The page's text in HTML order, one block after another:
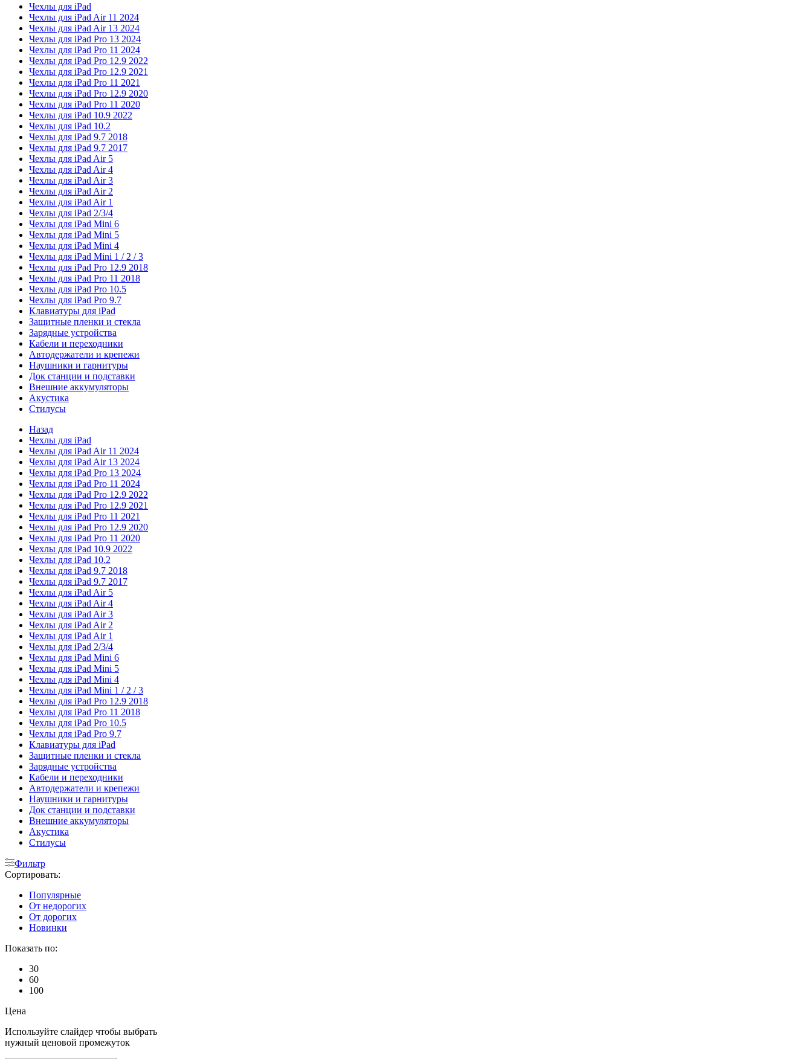
Чехлы для iPad
Чехлы для iPad Air 11 2024
Чехлы для iPad Air 13 2024
Чехлы для iPad Pro 13 2024
Чехлы для iPad Pro 11 2024
Чехлы для iPad Pro 12.9 2022
Чехлы для iPad Pro 12.9 2021
Чехлы для iPad Pro 11 2021
Чехлы для iPad Pro 12.9 2020
Чехлы для iPad Pro 11 2020
Чехлы для iPad 10.9 2022
Чехлы для iPad 10.2
Чехлы для iPad 9.7 2018
Чехлы для iPad 9.7 2017
Чехлы для iPad Air 5
Чехлы для iPad Air 4
Чехлы для iPad Air 3
Чехлы для iPad Air 2
Чехлы для iPad Air 1
Чехлы для iPad 2/3/4
Чехлы для iPad Mini 6
Чехлы для iPad Mini 5
Чехлы для iPad Mini 4
Чехлы для iPad Mini 1 / 2 / 3
Чехлы для iPad Pro 12.9 2018
Чехлы для iPad Pro 11 2018
Чехлы для iPad Pro 10.5
Чехлы для iPad Pro 9.7
Клавиатуры для iPad
Защитные пленки и стекла
Зарядные устройства
Кабели и переходники
Автодержатели и крепежи
Наушники и гарнитуры
Док станции и подставки
Внешние аккумуляторы
Акустика
Стилусы
Назад
Чехлы для iPad
Чехлы для iPad Air 11 2024
Чехлы для iPad Air 13 2024
Чехлы для iPad Pro 13 2024
Чехлы для iPad Pro 11 2024
Чехлы для iPad Pro 12.9 2022
Чехлы для iPad Pro 12.9 2021
Чехлы для iPad Pro 11 2021
Чехлы для iPad Pro 12.9 2020
Чехлы для iPad Pro 11 2020
Чехлы для iPad 10.9 2022
Чехлы для iPad 10.2
Чехлы для iPad 9.7 2018
Чехлы для iPad 9.7 2017
Чехлы для iPad Air 5
Чехлы для iPad Air 4
Чехлы для iPad Air 3
Чехлы для iPad Air 2
Чехлы для iPad Air 1
Чехлы для iPad 2/3/4
Чехлы для iPad Mini 6
Чехлы для iPad Mini 5
Чехлы для iPad Mini 4
Чехлы для iPad Mini 1 / 2 / 3
Чехлы для iPad Pro 12.9 2018
Чехлы для iPad Pro 11 2018
Чехлы для iPad Pro 10.5
Чехлы для iPad Pro 9.7
Клавиатуры для iPad
Защитные пленки и стекла
Зарядные устройства
Кабели и переходники
Автодержатели и крепежи
Наушники и гарнитуры
Док станции и подставки
Внешние аккумуляторы
Акустика
Стилусы
Фильтр
Сортировать:
Популярные
От недорогих
От дорогих
Новинки
Показать по:
30
60
100
Цена
Используйте слайдер чтобы выбрать
нужный ценовой промежуток